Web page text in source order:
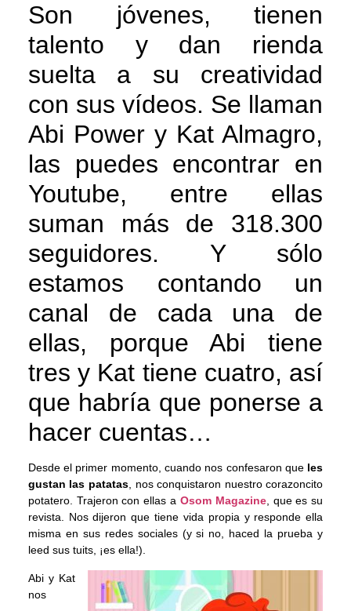
Son jóvenes, tienen
talento y dan rienda
suelta a su creatividad
con sus vídeos. Se llaman
Abi Power y Kat Almagro,
las puedes encontrar en
Youtube, entre ellas
suman más de 318.300
seguidores. Y sólo
estamos contando un
canal de cada una de
ellas, porque Abi tiene
tres y Kat tiene cuatro, así
que habría que ponerse a
hacer cuentas…
Desde el primer momento, cuando nos confesaron que les
gustan las patatas, nos conquistaron nuestro corazoncito
potatero. Trajeron con ellas a Osom Magazine, que es su
revista. Nos dijeron que tiene vida propia y responde ella
misma en sus redes sociales (y si no, haced la prueba y
leed sus tuits, ¡es ella!).
Abi y Kat
nos